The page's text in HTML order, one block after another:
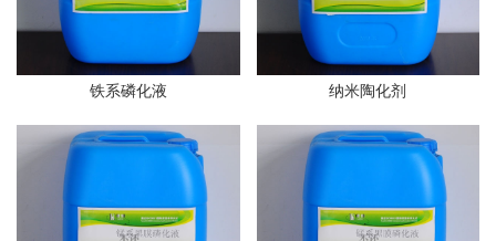
铁系磷化液 纳米陶化剂